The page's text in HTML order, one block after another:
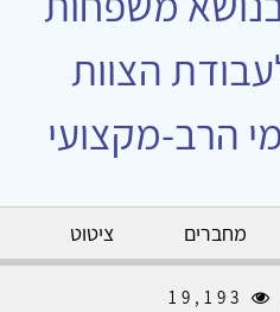
הצוות
הרב-מקצועי
מחברים ציטוט